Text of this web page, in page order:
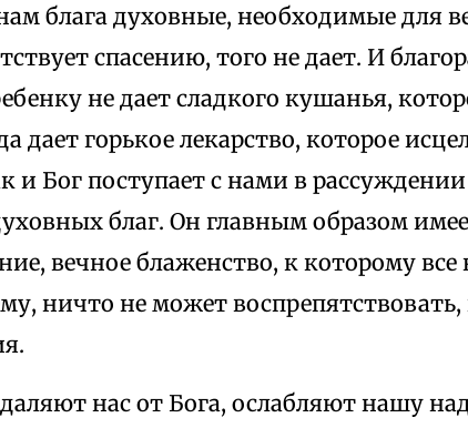
блага духовные, необходимые для
спасению, того не дает. И
не дает сладкого кушанья,
дает горькое лекарство, которое
и Бог поступает с нами в рассуждении
благ. Он главным образом
вечное блаженство, к которому все
ничто не может
нас от Бога, ослабляют нашу